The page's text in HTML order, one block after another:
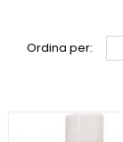
Ordina per: